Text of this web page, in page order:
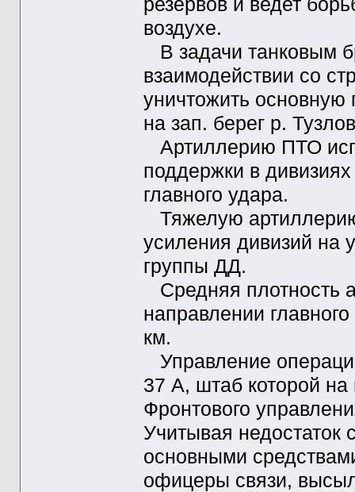
воздухе.
В задачи танковым
взаимодействии со
уничтожить основную
на зап. берег р.
Артиллерию ПТО
поддержки в
главного удара.
Тяжелую артиллерию
усиления дивизий на
группы ДД.
Средняя плотность
направлении
км.
Управление
37 А, штаб которой на
Фронтового
Учитывая недостаток
основными
офицеры связи,